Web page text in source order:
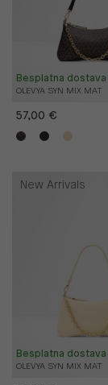
OLEVYA SYN MIX MAT
Besplatna dostava
57,00 €
OLEVYA SYN MIX MAT
Besplatna dostava
New Arrivals